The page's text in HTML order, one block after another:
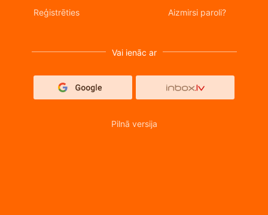
Reģistrēties Aizmirsi paroli?
Vai ienāc ar
Pilnā versija